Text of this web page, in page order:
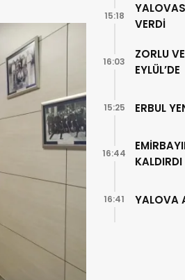
VERDİ
15:18
ZORLU
EYLÜL’DE
16:03
ERBUL
15:25
KALDIRDI
16:44
YALOVA
16:41